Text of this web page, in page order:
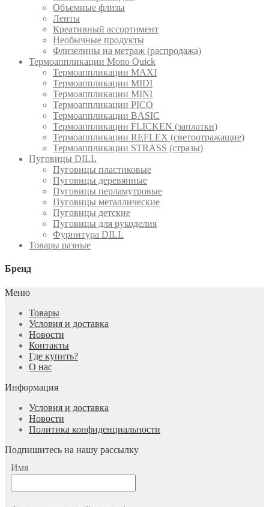
Объемные флизы
Ленты
Креативный ассортимент
Необычные продукты
Флизелины на метраж (распродажа)
Термоаппликации Mono Quick
Термоаппликации MAXI
Термоаппликации MIDI
Термоаппликации MINI
Термоаппликации PICO
Термоаппликации BASIC
Термоаппликации FLICKEN (заплатки)
Термоаппликации REFLEX (светоотражащие)
Термоаппликации STRASS (стразы)
Пуговицы DILL
Пуговицы пластиковые
Пуговицы деревянные
Пуговицы перламутровые
Пуговицы металлические
Пуговицы детские
Пуговицы для рукоделия
Фурнитура DILL
Товары разные
Бренд
Меню
Товары
Условия и доставка
Новости
Контакты
Где купить?
О нас
Информация
Условия и доставка
Новости
Политика конфиденциальности
Подпишитесь на нашу рассылку
Имя